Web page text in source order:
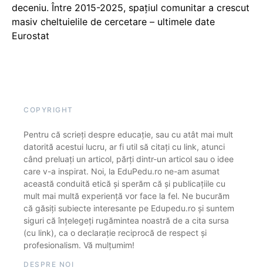
deceniu. Între 2015-2025, spațiul comunitar a crescut
masiv cheltuielile de cercetare – ultimele date
Eurostat
COPYRIGHT
Pentru că scrieți despre educație, sau cu atât mai mult
datorită acestui lucru, ar fi util să citați cu link, atunci
când preluați un articol, părți dintr-un articol sau o idee
care v-a inspirat. Noi, la EduPedu.ro ne-am asumat
această conduită etică și sperăm că și publicațiile cu
mult mai multă experiență vor face la fel. Ne bucurăm
că găsiți subiecte interesante pe Edupedu.ro și suntem
siguri că înțelegeți rugămintea noastră de a cita sursa
(cu link), ca o declarație reciprocă de respect și
profesionalism. Vă mulțumim!
DESPRE NOI